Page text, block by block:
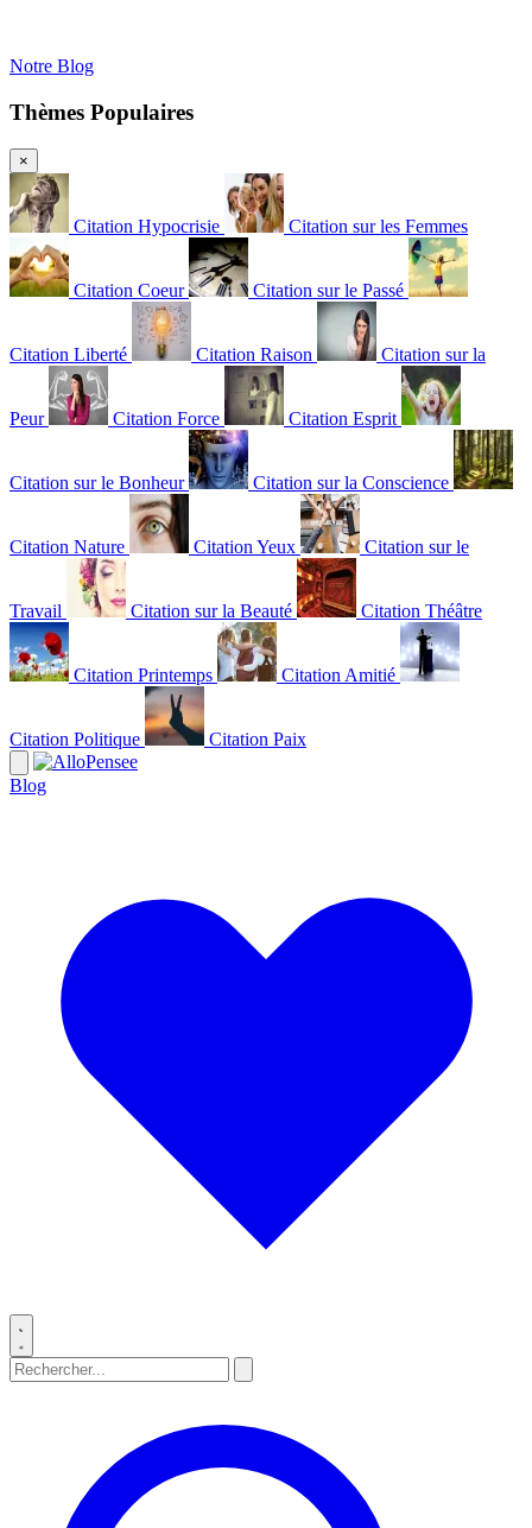
Notre Blog
Thèmes Populaires
×
Citation Hypocrisie Citation sur les Femmes
Citation Coeur Citation sur le Passé
Citation Liberté Citation Raison Citation sur la
Peur Citation Force Citation Esprit
Citation sur le Bonheur Citation sur la Conscience
Citation Nature Citation Yeux Citation sur le
Travail Citation sur la Beauté Citation Théâtre
Citation Printemps Citation Amitié
Citation Politique Citation Paix
Blog